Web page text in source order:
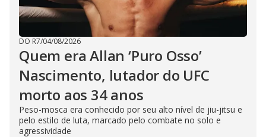
DO R7/04/08/2026
Quem era Allan ‘Puro Osso’
Nascimento, lutador do UFC
morto aos 34 anos
Peso-mosca era conhecido por seu alto nível de jiu-jitsu e
pelo estilo de luta, marcado pelo combate no solo e
agressividade